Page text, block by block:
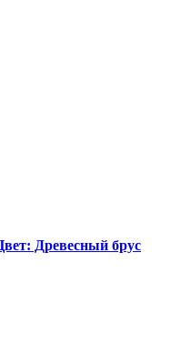
Древесный брус